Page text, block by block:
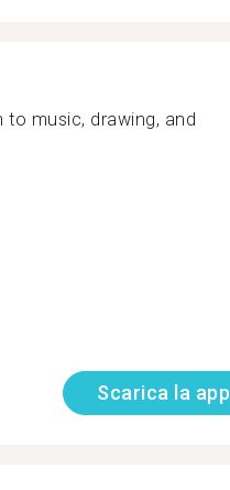
to music, drawing, and
Scarica la app